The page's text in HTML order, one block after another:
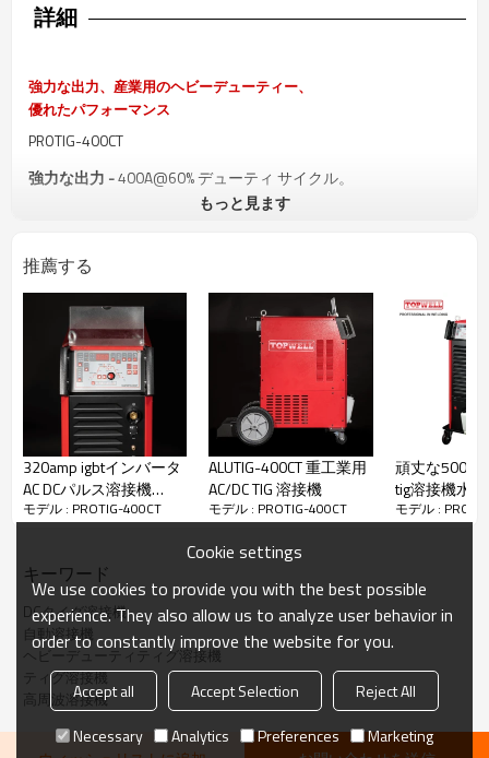
詳細
強力な出力、産業用のヘビーデューティー、
優れたパフォーマンス
PROTIG-400CT
強力な出力 -400A@60% デューティ サイクル。
薄い材料への入熱を最小限に抑え、プロセ
ます。 また、TIG パルスは、ビードの外観を一定にするため、
フィラー メタルの堆積を緩和するのにも役立ちます。
高周波始動 -さまざまな条件下でアークを簡単に確立できま
ホットスタート & アーク力 -
MMA 溶接での始動が簡単で強力
なアークが可能
もっと見ます
推薦する
320amp igbtインバータ
AC DCパルス溶接機
MasterTig 320ct
モデル : PROTIG-400CT
ALUTIG-400CT 重工業用
AC/DC TIG 溶接機
モデル : PROTIG-400CT
頑丈な
tig溶接機水
トMaster
モデル :
キーワード
DCタイグ溶接機
自動溶接機
ヘビーデューティティグ溶接機
ティグ溶接機
高周波溶接機
Cookie settings
We use cookies to provide you with the best possible
experience. They also allow us to analyze user behavior in
order to constantly improve the website for you.
Accept all Accept Selection
Reject All
Necessary
Analytics Preferences Marketing